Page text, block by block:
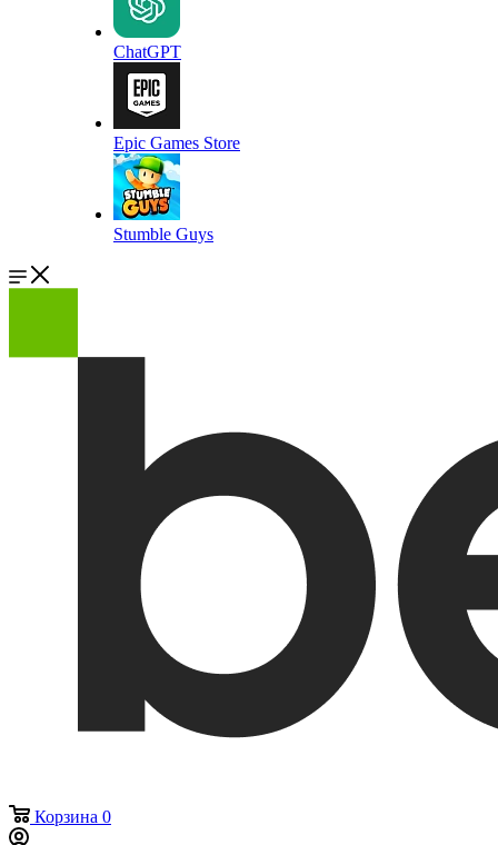
ChatGPT
Epic Games Store
Stumble Guys
Корзина 0